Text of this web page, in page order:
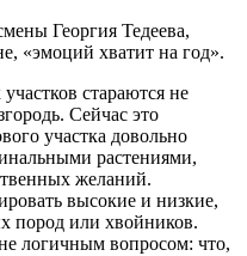
Георгия Тедеева,
«эмоций хватит на год».
стараются не
Сейчас это
участка довольно
растениями,
желаний.
высокие и низкие,
пород или хвойников.
логичным вопросом: что,